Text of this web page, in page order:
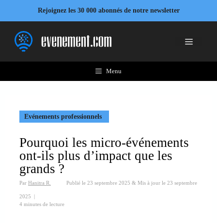
contenu
Rejoignez les 30 000 abonnés de notre newsletter
Menu
Menu
Evénements professionnels
Pourquoi les micro-événements
ont-ils plus d’impact que les
grands ?
Par Hanitra R. Publié le 23 septembre 2025 & Mis à jour le 23 septembre
2025 |
4 minutes de lecture